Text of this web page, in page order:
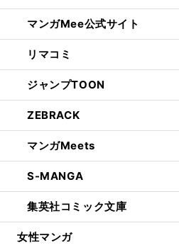
マンガMee公式サイト
リマコミ
ジャンプTOON
ZEBRACK
マンガMeets
S-MANGA
集英社コミック文庫
女性マンガ